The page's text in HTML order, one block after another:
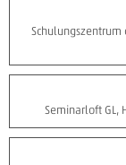
Schulungszentrum
Seminarloft GL,